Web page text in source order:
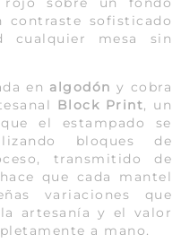
contraste sofisticado
cualquier mesa sin
en algodón y cobra
Block Print, un
el estampado se
bloques de
transmitido de
que cada mantel
variaciones que
artesanía y el valor
a mano.